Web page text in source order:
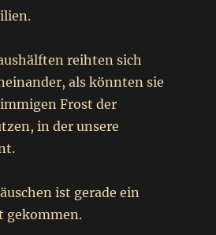
reihten sich
als könnten sie
Frost der
in der unsere
ist gerade ein
gekommen.